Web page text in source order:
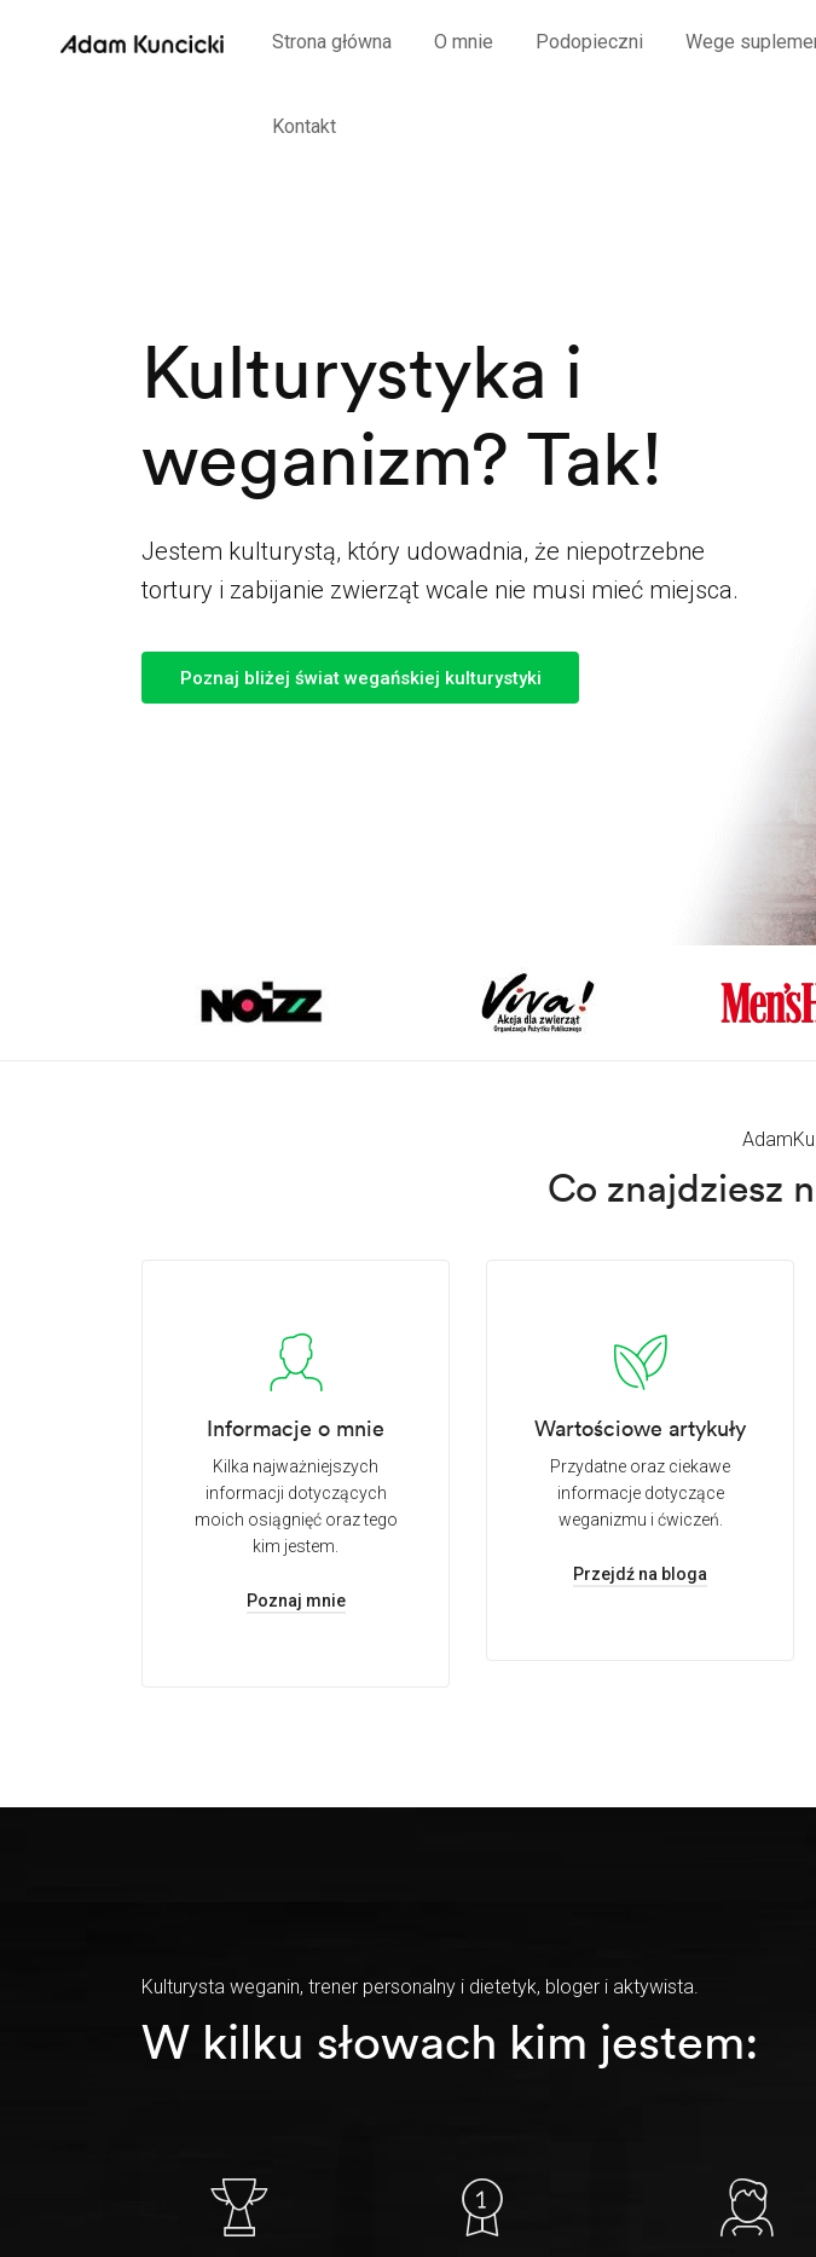
Strona główna O mnie Podopieczni Wege
Kontakt
Kulturystyka i
weganizm? Tak!
Jestem kulturystą, który udowadnia, że niepotrzebne
tortury i zabijanie zwierząt wcale nie musi mieć miejsca.
Poznaj bliżej świat wegańskiej kulturystyki
Co znajdziesz
Informacje o mnie
Kilka najważniejszych
informacji dotyczących
moich osiągnięć oraz tego
kim jestem.
Poznaj mnie
Wartościowe artykuły
Przydatne oraz ciekawe
informacje dotyczące
weganizmu i ćwiczeń.
Przejdź na bloga
Kulturysta weganin, trener personalny i dietetyk, bloger i aktywista.
W kilku słowach kim jestem: